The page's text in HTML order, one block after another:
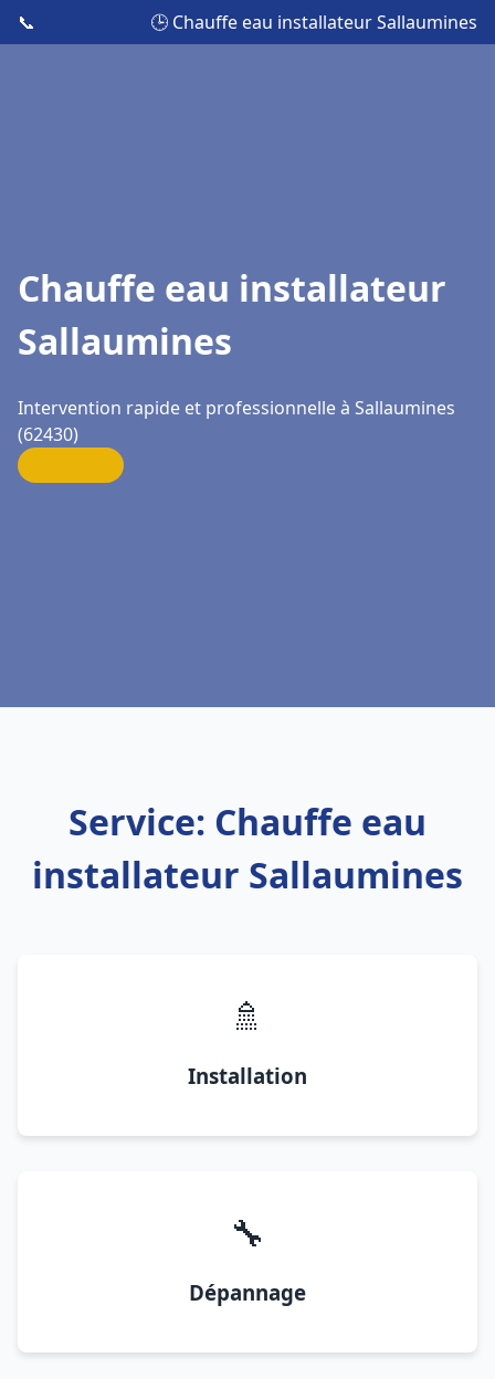
📞 🕒 Chauffe eau installateur Sallaumines
Chauffe eau installateur
Sallaumines
Intervention rapide et professionnelle à Sallaumines
(62430)
Service: Chauffe eau
installateur Sallaumines
🚿
Installation
🔧
Dépannage